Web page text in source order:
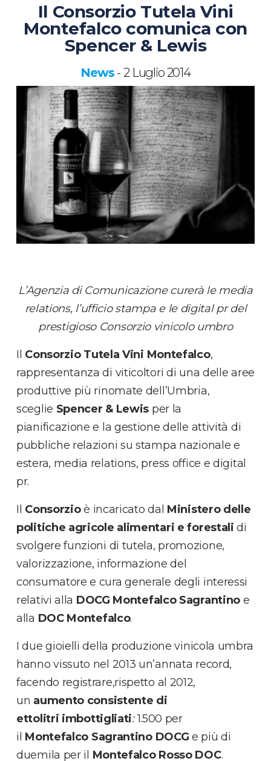
Il Consorzio Tutela Vini
Montefalco comunica con
Spencer & Lewis
News -2 Luglio 2014
L’Agenzia di Comunicazione curerà le media
relations, l’ufficio stampa e le digital pr del
prestigioso Consorzio vinicolo umbro
Il Consorzio Tutela Vini Montefalco,
rappresentanza di viticoltori di una delle aree
produttive più rinomate dell’Umbria,
sceglie Spencer & Lewis per la
pianificazione e la gestione delle attività di
pubbliche relazioni su stampa nazionale e
estera, media relations, press office e digital
pr.
Il Consorzioè incaricato dal Ministero delle
politiche agricole alimentari e forestali di
svolgere funzioni di tutela, promozione,
valorizzazione, informazione del
consumatore e cura generale degli interessi
relativi alla DOCG Montefalco Sagrantino e
alla DOC Montefalco.
I due gioielli della produzione vinicola umbra
hanno vissuto nel 2013 un’annata record,
facendo registrare,rispetto al 2012,
un aumento consistente di
ettolitri imbottigliati:1.500 per
il Montefalco Sagrantino DOCG e più di
duemila per il Montefalco Rosso DOC.